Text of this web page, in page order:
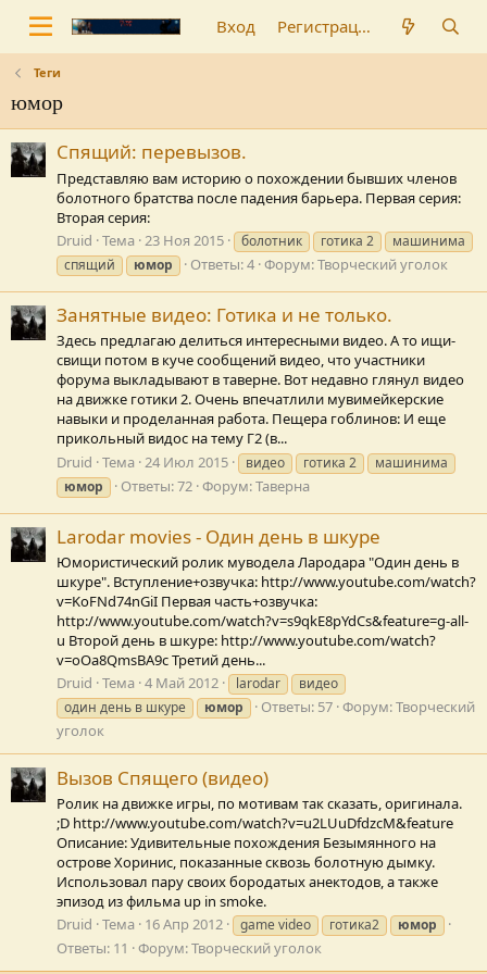
Вход Регистрация
Теги
юмор
Спящий: перевызов.
Представляю вам историю о похождении бывших членов
болотного братства после падения барьера. Первая серия:
Вторая серия:
Druid Тема 23 Ноя 2015 болотник готика 2
машинима
спящий
юмор Ответы: 4 Форум:Творческий уголок
Занятные видео: Готика и не только.
Здесь предлагаю делиться интересными видео. А то ищи-
свищи потом в куче сообщений видео, что участники
форума выкладывают в таверне. Вот недавно глянул видео
на движке готики 2. Очень впечатлили мувимейкерские
навыки и проделанная работа. Пещера гоблинов: И еще
прикольный видос на тему Г2 (в...
Druid Тема 24 Июл 2015 видео готика 2
машинима
юмор
Ответы: 72 Форум:Таверна
Larodar movies - Один день в шкуре
Юмористический ролик муводела Лародара "Один день в
шкуре". Вступление+озвучка: http://www.youtube.com/watch?
v=KoFNd74nGiI Первая часть+озвучка:
http://www.youtube.com/watch?v=s9qkE8pYdCs&feature=g-all-
u Второй день в шкуре: http://www.youtube.com/watch?
v=oOa8QmsBA9c Третий день...
Druid Тема 4 Май 2012 larodar
видео
один день в шкуре
юмор Ответы: 57 Форум:Творческий
уголок
Вызов Спящего (видео)
Ролик на движке игры, по мотивам так сказать, оригинала.
;D http://www.youtube.com/watch?v=u2LUuDfdzcM&feature
Описание: Удивительные похождения Безымянного на
острове Хоринис, показанные сквозь болотную дымку.
Использовал пару своих бородатых анектодов, а также
эпизод из фильма up in smoke.
Druid Тема 16 Апр 2012 game video готика2 юмор
Ответы: 11 Форум:Творческий уголок